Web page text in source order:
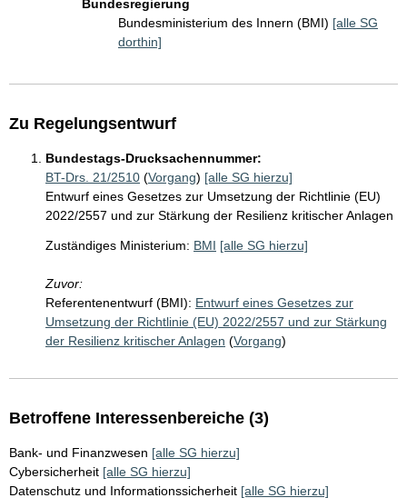
Bundesregierung
Bundesministerium des Innern (BMI) [alle SG
dorthin]
Zu Regelungsentwurf
Bundestags-Drucksachennummer:
BT-Drs. 21/2510 (Vorgang) [alle SG hierzu]
Entwurf eines Gesetzes zur Umsetzung der Richtlinie (EU)
2022/2557 und zur Stärkung der Resilienz kritischer Anlagen
Zuständiges Ministerium: BMI [alle SG hierzu]
Zuvor:
Referentenentwurf (BMI): Entwurf eines Gesetzes zur
Umsetzung der Richtlinie (EU) 2022/2557 und zur Stärkung
der Resilienz kritischer Anlagen (Vorgang)
Betroffene Interessenbereiche (3)
Bank- und Finanzwesen [alle SG hierzu]
Cybersicherheit [alle SG hierzu]
Datenschutz und Informationssicherheit [alle SG hierzu]